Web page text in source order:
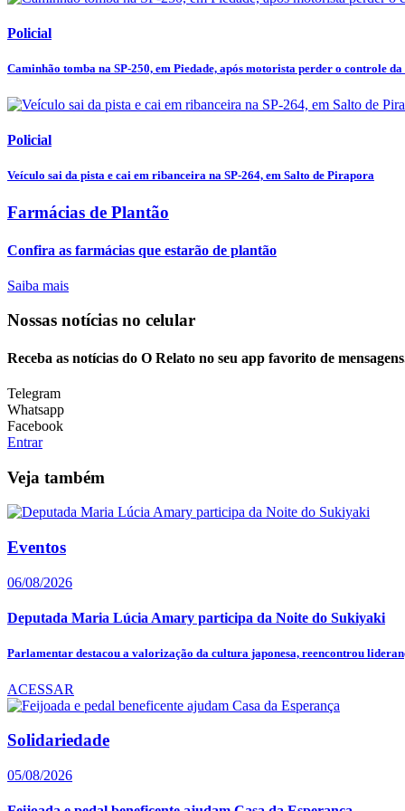
Policial
Caminhão tomba na SP-250, em Piedade, após motorista perder o controle
Policial
Veículo sai da pista e cai em ribanceira na SP-264, em Salto de Pirapora
Farmácias de Plantão
Confira as farmácias que estarão de plantão
Saiba mais
Nossas notícias no celular
Receba as notícias do O Relato no seu app favorito de
Telegram
Whatsapp
Facebook
Entrar
Veja também
Eventos
06/08/2026
Deputada Maria Lúcia Amary participa da Noite do Sukiyaki
Parlamentar destacou a valorização da cultura japonesa, reencontrou
ACESSAR
Solidariedade
05/08/2026